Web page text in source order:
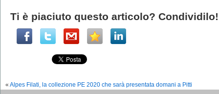
Ti è piaciuto questo articolo? Condividilo!
« Alpes Filati, la collezione PE 2020 che sarà presentata domani a Pitti